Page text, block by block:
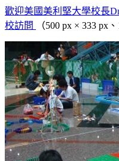
歡迎美國美利堅大學校長
校訪問
（500 px × 333 px